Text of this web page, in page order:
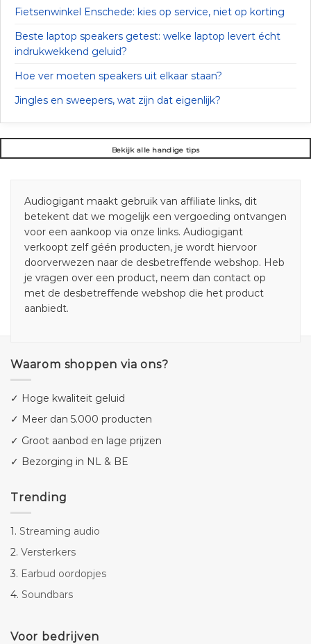
Fietsenwinkel Enschede: kies op service, niet op korting
Beste laptop speakers getest: welke laptop levert écht
indrukwekkend geluid?
Hoe ver moeten speakers uit elkaar staan?
Jingles en sweepers, wat zijn dat eigenlijk?
Bekijk alle handige tips
Audiogigant maakt gebruik van affiliate links, dit
betekent dat we mogelijk een vergoeding ontvangen
voor een aankoop via onze links. Audiogigant
verkoopt zelf géén producten, je wordt hiervoor
doorverwezen naar de desbetreffende webshop. Heb
je vragen over een product, neem dan contact op
met de desbetreffende webshop die het product
aanbiedt.
Waarom shoppen via ons?
✓ Hoge kwaliteit geluid
✓ Meer dan 5.000 producten
✓ Groot aanbod en lage prijzen
✓ Bezorging in NL & BE
Trending
1. Streaming audio
2. Versterkers
3. Earbud oordopjes
4. Soundbars
Voor bedrijven